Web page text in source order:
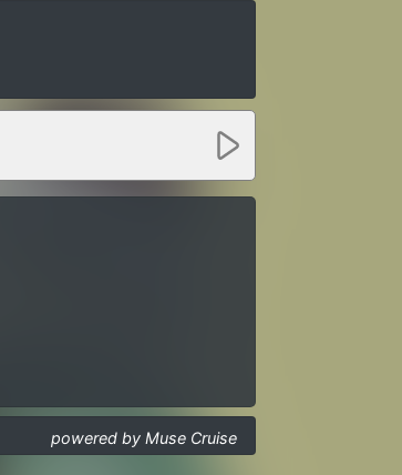
powered by Muse Cruise